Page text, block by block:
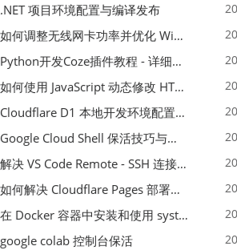
.NET 项目环境配置与编译发布
如何调整无线网卡功率并优化 Wifite 的功率设置
Python开发Coze插件教程 - 详细步骤与注意事项
如何使用 JavaScript 动态修改 HTML 中的权限文本 | 前端开发教程
Cloudflare D1 本地开发环境配置指南 | CF Pages Local Development Guide
Google Cloud Shell 保活技巧与配额时间查看方法
解决 VS Code Remote - SSH 连接失败问题：从权限问题到成功启动
如何解决 Cloudflare Pages 部署中的 API Token 权限问题
在 Docker 容器中安装和使用 systemctl 的完整指南
google colab 控制台保活
📝
250
篇文章
✍️